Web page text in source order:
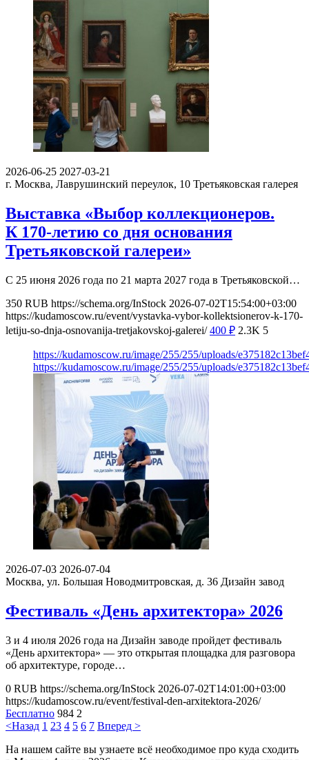
2026-06-25 2027-03-21
г. Москва, Лаврушинский переулок, 10 Третьяковская галерея
Выставка «Выбор коллекционеров.
К 170-летию со дня основания
Третьяковской галереи»
С 25 июня 2026 года по 21 марта 2027 года в Третьяковской…
350 RUB https://schema.org/InStock 2026-07-02T15:54:00+03:00
https://kudamoscow.ru/event/vystavka-vybor-kollektsionerov-k-170-
letiju-so-dnja-osnovanija-tretjakovskoj-galerei/ 400 ₽ 2.3K 5
https://kudamoscow.ru/image/255/255/uploads/
https://kudamoscow.ru/image/255/255/uploads/
2026-07-03 2026-07-04
Москва, ул. Большая Новодмитровская, д. 36 Дизайн завод
Фестиваль «День архитектора» 2026
3 и 4 июля 2026 года на Дизайн заводе пройдет фестиваль
«День архитектора» — это открытая площадка для разговора
об архитектуре, городе…
0 RUB https://schema.org/InStock 2026-07-02T14:01:00+03:00
https://kudamoscow.ru/event/festival-den-arxitektora-2026/
Бесплатно 984 2
<Назад 1 23 4 5 6 7 Вперед >
На нашем сайте вы узнаете всё необходимое про куда сходить